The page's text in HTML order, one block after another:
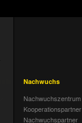
Nachwuchs
Nachwuchszentrum
Kooperationspartner
Nachwuchspartner